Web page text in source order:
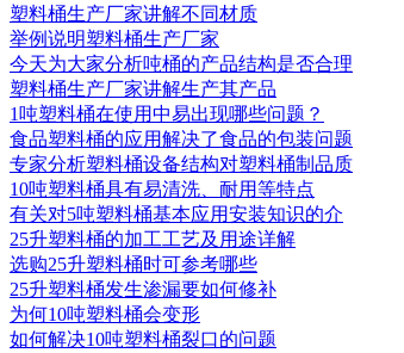
塑料桶生产厂家讲解不同材质
举例说明塑料桶生产厂家
今天为大家分析吨桶的产品结构是否合理
塑料桶生产厂家讲解生产其产品
1吨塑料桶在使用中易出现哪些问题？
食品塑料桶的应用解决了食品的包装问题
专家分析塑料桶设备结构对塑料桶制品质
10吨塑料桶具有易清洗、耐用等特点
有关对5吨塑料桶基本应用安装知识的介
25升塑料桶的加工工艺及用途详解
选购25升塑料桶时可参考哪些
25升塑料桶发生渗漏要如何修补
为何10吨塑料桶会变形
如何解决10吨塑料桶裂口的问题